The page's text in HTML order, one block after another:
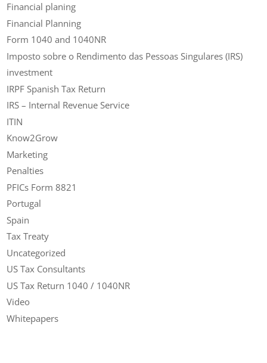
Financial planing
Financial Planning
Form 1040 and 1040NR
Imposto sobre o Rendimento das Pessoas Singulares (IRS)
investment
IRPF Spanish Tax Return
IRS – Internal Revenue Service
ITIN
Know2Grow
Marketing
Penalties
PFICs Form 8821
Portugal
Spain
Tax Treaty
Uncategorized
US Tax Consultants
US Tax Return 1040 / 1040NR
Video
Whitepapers